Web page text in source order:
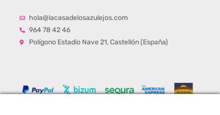
hola@lacasadelosazulejos.com
964 78 42 46
Polígono Estadio Nave 21, Castellón (España)